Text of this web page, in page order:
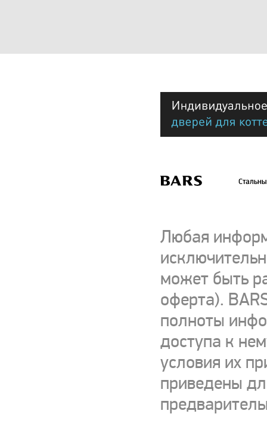
Любая
может быть
оферта).
полноты
доступа к
условия их
приведены